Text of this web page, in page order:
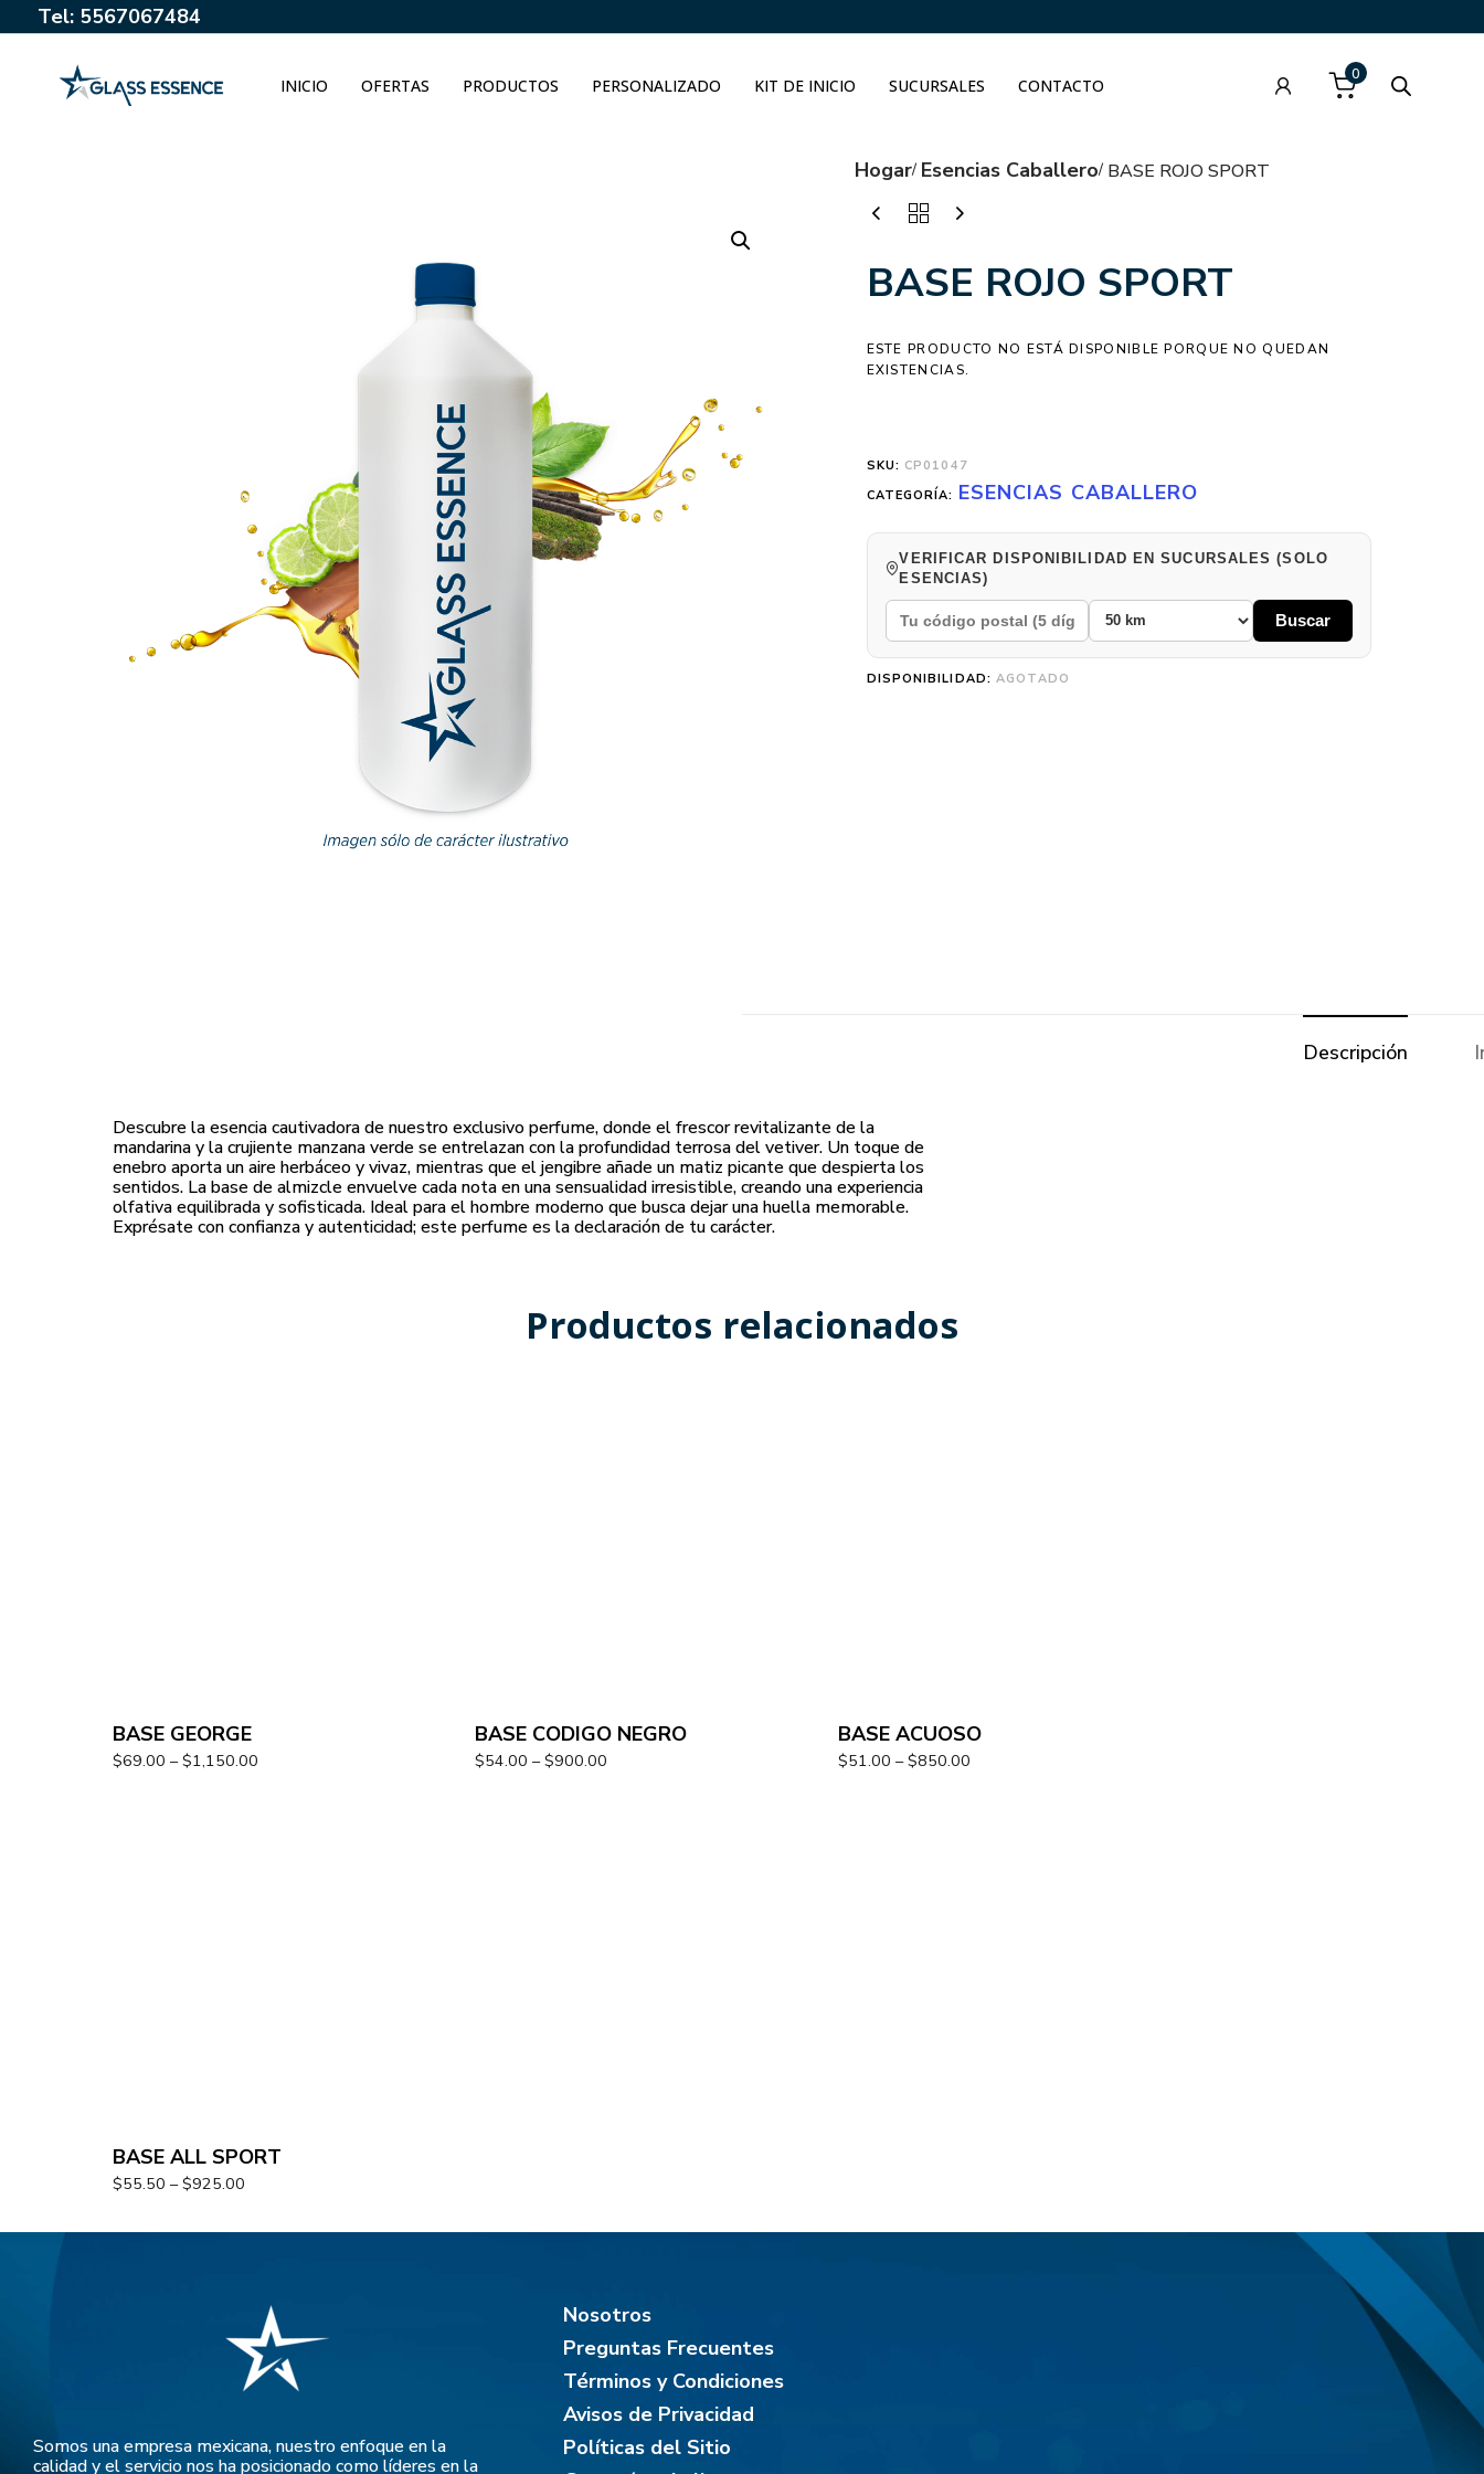
Tel: 5567067484
INICIO OFERTAS PRODUCTOS PERSONALIZADO KIT DE INICIO SUCURSALES CONTACTO
0
Hogar Esencias Caballero BASE ROJO SPORT
BASE ROJO SPORT
ESTE PRODUCTO NO ESTÁ DISPONIBLE PORQUE NO QUEDAN
EXISTENCIAS.
SKU: CP01047
CATEGORÍA: ESENCIAS CABALLERO
VERIFICAR DISPONIBILIDAD EN SUCURSALES (SOLO
ESENCIAS)
Buscar
DISPONIBILIDAD:AGOTADO
Descripción
Descubre la esencia cautivadora de nuestro exclusivo perfume, donde el frescor revitalizante de la
mandarina y la crujiente manzana verde se entrelazan con la profundidad terrosa del vetiver. Un toque de
enebro aporta un aire herbáceo y vivaz, mientras que el jengibre añade un matiz picante que despierta los
sentidos. La base de almizcle envuelve cada nota en una sensualidad irresistible, creando una experiencia
olfativa equilibrada y sofisticada. Ideal para el hombre moderno que busca dejar una huella memorable.
Exprésate con confianza y autenticidad; este perfume es la declaración de tu carácter.
Productos relacionados
BASE GEORGE
$69.00 – $1,150.00
BASE CODIGO NEGRO
$54.00 – $900.00
BASE ACUOSO
$51.00 – $850.00
BASE ALL SPORT
$55.50 – $925.00
Somos una empresa mexicana, nuestro enfoque en la
calidad y el servicio nos ha posicionado como líderes en la
Nosotros
Preguntas Frecuentes
Términos y Condiciones
Avisos de Privacidad
Políticas del Sitio